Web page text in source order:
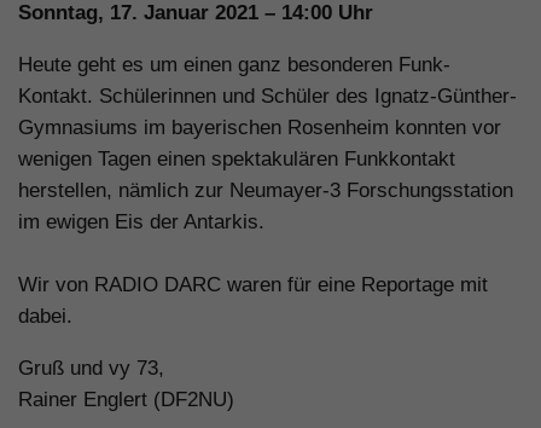
Sonntag, 17. Januar 2021 – 14:00 Uhr
Heute geht es um einen ganz besonderen Funk-
Kontakt. Schülerinnen und Schüler des Ignatz-Günther-
Gymnasiums im bayerischen Rosenheim konnten vor
wenigen Tagen einen spektakulären Funkkontakt
herstellen, nämlich zur Neumayer-3 Forschungsstation
im ewigen Eis der Antarkis.
Wir von RADIO DARC waren für eine Reportage mit
dabei.
Gruß und vy 73,
Rainer Englert (DF2NU)